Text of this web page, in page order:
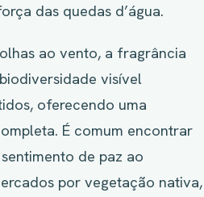
das quedas d’água.
ao vento, a fragrância
visível
oferecendo uma
É comum encontrar
de paz ao
por vegetação nativa,